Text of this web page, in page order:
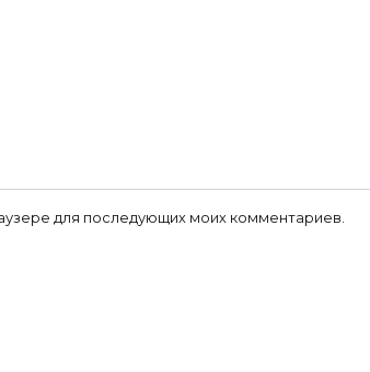
для последующих моих комментариев.